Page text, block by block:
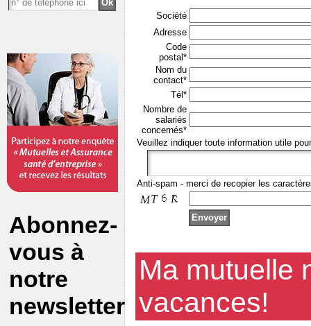
Abonnez-
vous à
notre
newsletter
Société
Adresse
Code
postal*
Nom du
contact*
Tél*
Nombre de
salariés
concernés*
Veuillez indiquer toute information utile
Anti-spam - merci de recopier les
Ma mutuelle
vacances!